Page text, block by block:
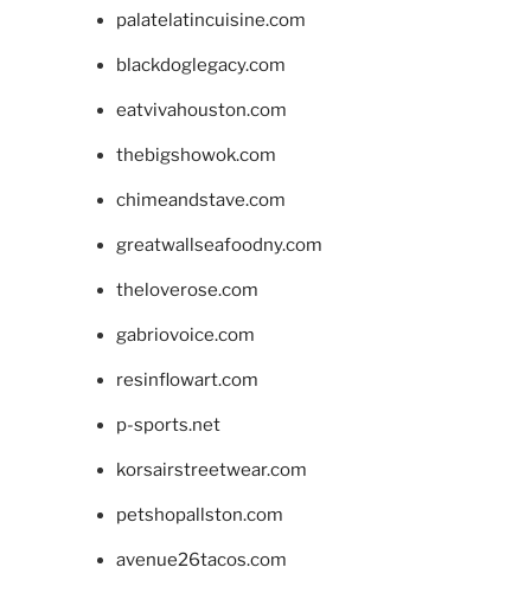
palatelatincuisine.com
blackdoglegacy.com
eatvivahouston.com
thebigshowok.com
chimeandstave.com
greatwallseafoodny.com
theloverose.com
gabriovoice.com
resinflowart.com
p-sports.net
korsairstreetwear.com
petshopallston.com
avenue26tacos.com